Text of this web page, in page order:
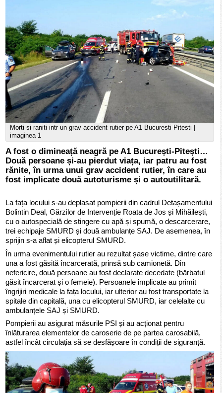
Morti si raniti intr un grav accident rutier pe A1 Bucuresti Pitesti |
imaginea 1
A fost o dimineață neagră pe A1 București-Pitești…
Două persoane și-au pierdut viața, iar patru au fost
rănite, în urma unui grav accident rutier, în care au
fost implicate două autoturisme și o autoutilitară.
La fața locului s-au deplasat pompierii din cadrul Detașamentului
Bolintin Deal, Gărzilor de Intervenție Roata de Jos și Mihăilești,
cu o autospecială de stingere cu apă și spumă, o descarcerare,
trei echipaje SMURD și două ambulanțe SAJ. De asemenea, în
sprijin s-a aflat și elicopterul SMURD.
În urma evenimentului rutier au rezultat șase victime, dintre care
una a fost găsită încarcerată, prinsă sub camionetă. Din
nefericire, două persoane au fost declarate decedate (bărbatul
găsit încarcerat și o femeie). Persoanele implicate au primit
îngrijiri medicale la fața locului, iar ulterior au fost transportate la
spitale din capitală, una cu elicopterul SMURD, iar celelalte cu
ambulanțele SAJ și SMURD.
Pompierii au asigurat măsurile PSI și au acționat pentru
înlăturarea elementelor de caroserie de pe partea carosabilă,
astfel încât circulația să se desfășoare în condiții de siguranță.